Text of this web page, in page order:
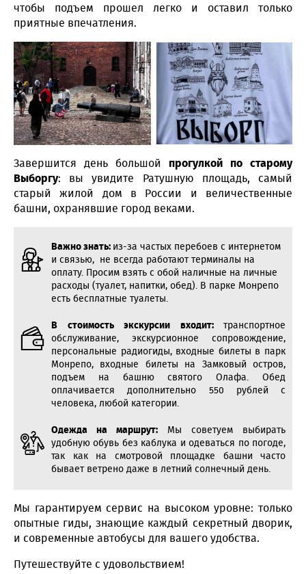
чтобы подъем прошел легко и оставил только
приятные впечатления.
Завершится день большой прогулкой по старому
Выборгу: вы увидите Ратушную площадь, самый
старый жилой дом в России и величественные
башни, охранявшие город веками.
Важно знать: из-за частых перебоев с интернетом
и связью, не всегда работают терминалы на
оплату. Просим взять с обой наличные на личные
расходы (туалет, напитки, обед). В парке Монрепо
есть бесплатные туалеты.
В стоимость экскурсии входит: транспортное
обслуживание, экскурсионное сопровождение,
персональные радиогиды, входные билеты в парк
Монрепо, входные билеты на Замковый остров,
подъем на башню святого Олафа. Обед
оплачивается дополнительно 550 рублей с
человека, любой категории.
Одежда на маршрут: Мы советуем выбирать
удобную обувь без каблука и одеваться по погоде,
так как на смотровой площадке башни часто
бывает ветрено даже в летний солнечный день.
Мы гарантируем сервис на высоком уровне: только
опытные гиды, знающие каждый секретный дворик,
и современные автобусы для вашего удобства.
Путешествуйте с удовольствием!